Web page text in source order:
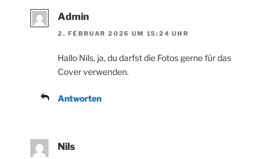
Admin
2. FEBRUAR 2026 UM 15:24 UHR
Hallo Nils, ja, du darfst die Fotos gerne für das
Cover verwenden.
Antworten
Nils